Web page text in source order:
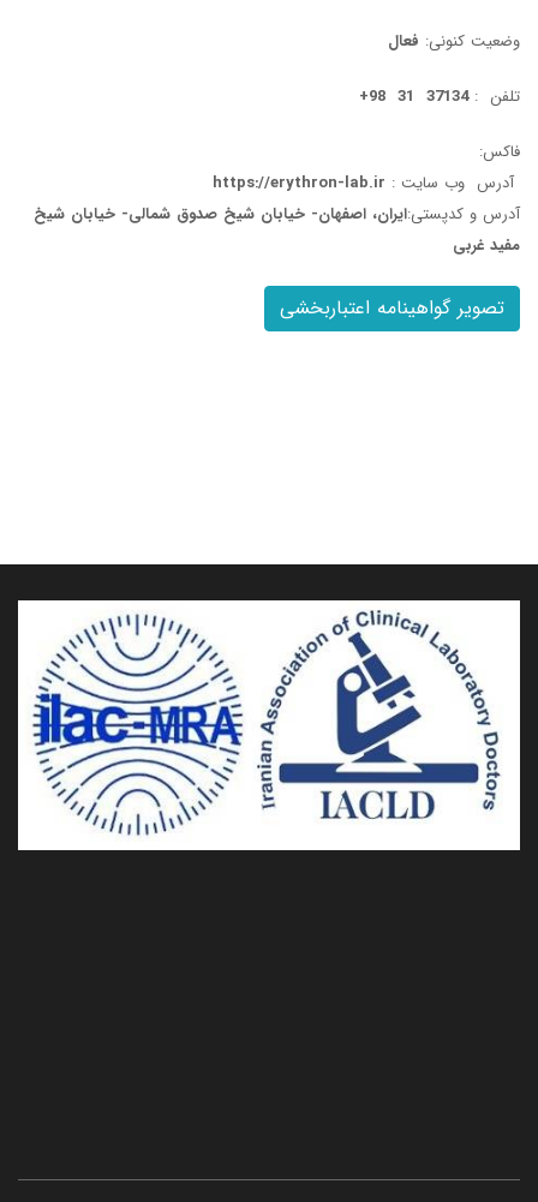
وضعیت کنونی: فعال
تلفن :37134 31 98+
فاکس:
آدرس وب سایت : https://erythron-lab.ir
آدرس و کدپستی:ایران، اصفهان- خیابان شیخ صدوق شمالی- خیابان شیخ
مفید غربی
تصویر گواهینامه اعتباربخشی